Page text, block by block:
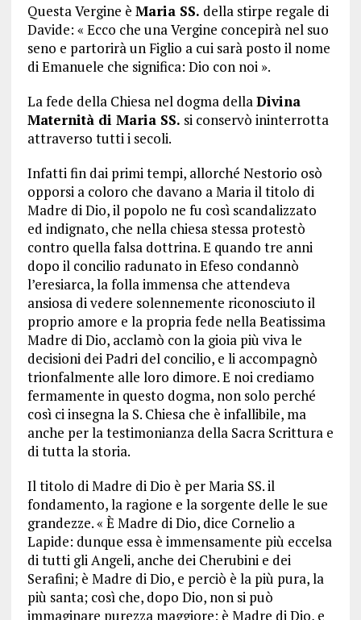
Questa Vergine è Maria SS. della stirpe regale di
Davide: « Ecco che una Vergine concepirà nel suo
seno e partorirà un Figlio a cui sarà posto il nome
di Emanuele che significa: Dio con noi ».
La fede della Chiesa nel dogma dellaDivina
Maternità di Maria SS. si conservò ininterrotta
attraverso tutti i secoli.
Infatti fin dai primi tempi, allorché Nestorio osò
opporsi a coloro che davano a Maria il titolo di
Madre di Dio, il popolo ne fu così scandalizzato
ed indignato, che nella chiesa stessa protestò
contro quella falsa dottrina. E quando tre anni
dopo il concilio radunato in Efeso condannò
l’eresiarca, la folla immensa che attendeva
ansiosa di vedere solennemente riconosciuto il
proprio amore e la propria fede nella Beatissima
Madre di Dio, acclamò con la gioia più viva le
decisioni dei Padri del concilio, e li accompagnò
trionfalmente alle loro dimore. E noi crediamo
fermamente in questo dogma, non solo perché
così ci insegna la S. Chiesa che è infallibile, ma
anche per la testimonianza della Sacra Scrittura e
di tutta la storia.
Il titolo di Madre di Dio è per Maria SS. il
fondamento, la ragione e la sorgente delle le sue
grandezze. « È Madre di Dio, dice Cornelio a
Lapide: dunque essa è immensamente più eccelsa
di tutti gli Angeli, anche dei Cherubini e dei
Serafini; è Madre di Dio, e perciò è la più pura, la
più santa; così che, dopo Dio, non si può
immaginare purezza maggiore: è Madre di Dio, e